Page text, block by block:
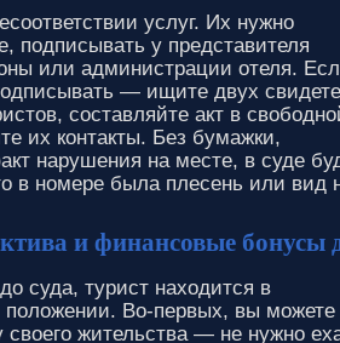
услуг. Их нужно
подписывать у представителя
или администрации отеля.
— ищите двух
составляйте акт в
их контакты. Без бумажки,
нарушения на месте, в суде
в номере была плесень или вид
и финансовые бонусы
суда, турист находится в
положении. Во-первых, вы можете
своего жительства — не нужно